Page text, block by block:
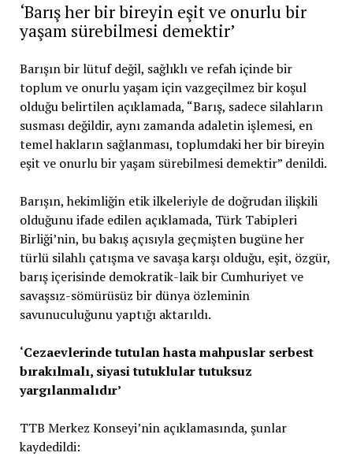
‘Barış her bir bireyin eşit ve onurlu bir
yaşam sürebilmesi demektir’
Barışın bir lütuf değil, sağlıklı ve refah içinde bir
toplum ve onurlu yaşam için vazgeçilmez bir koşul
olduğu belirtilen açıklamada, “Barış, sadece silahların
susması değildir, aynı zamanda adaletin işlemesi, en
temel hakların sağlanması, toplumdaki her bir bireyin
eşit ve onurlu bir yaşam sürebilmesi demektir” denildi.
Barışın, hekimliğin etik ilkeleriyle de doğrudan ilişkili
olduğunu ifade edilen açıklamada, Türk Tabipleri
Birliği’nin, bu bakış açısıyla geçmişten bugüne her
türlü silahlı çatışma ve savaşa karşı olduğu, eşit, özgür,
barış içerisinde demokratik-laik bir Cumhuriyet ve
savaşsız-sömürüsüz bir dünya özleminin
savunuculuğunu yaptığı aktarıldı.
‘Cezaevlerinde tutulan hasta mahpuslar serbest
bırakılmalı, siyasi tutuklular tutuksuz
yargılanmalıdır’
TTB Merkez Konseyi’nin açıklamasında, şunlar
kaydedildi: